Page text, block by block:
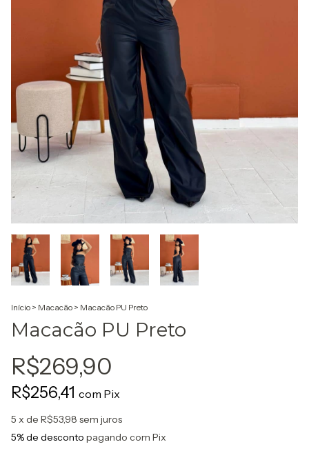
Início > Macacão > Macacão PU Preto
Macacão PU Preto
R$269,90
R$256,41 com Pix
5 x de R$53,98 sem juros
5% de desconto pagando com Pix